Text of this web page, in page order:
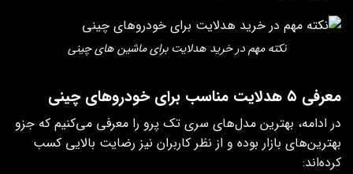
نکته مهم در خرید هدلایت برای ماشین های چینی
معرفی ۵ هدلایت مناسب برای خودروهای چینی
در ادامه، بهترین مدل‌های سری تک پرو را معرفی می‌کنیم که جزو
بهترین‌های بازار بوده و از نظر کاربران نیز رضایت بالایی کسب
کرده‌اند: